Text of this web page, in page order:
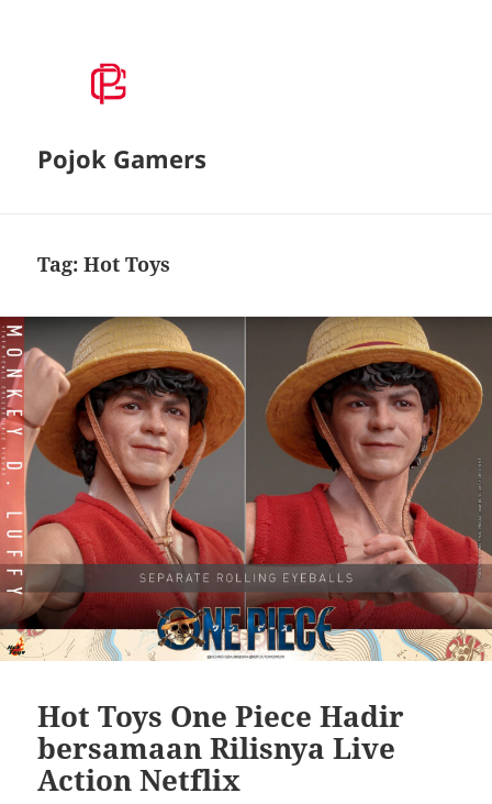
Pojok Gamers
Tag:Hot Toys
Hot Toys One Piece Hadir
bersamaan Rilisnya Live
Action Netflix